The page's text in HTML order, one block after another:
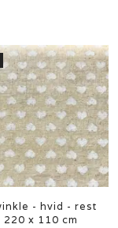
- hvid - rest
220 x 110 cm